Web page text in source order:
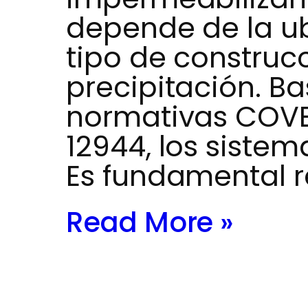
depende de la
tipo de
precipitación.
normativas
12944, los
Es fundamental
Read More »